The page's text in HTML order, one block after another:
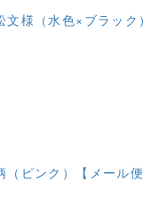
（水色×ブラック
ピンク）【メール便